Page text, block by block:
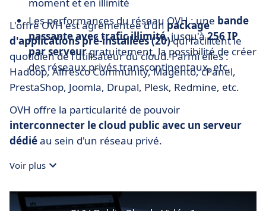
Les performances du réseau OVH : une bande
passante avec trafic illimité, jusqu'à256 IP
par serveurgratuitement, la possibilité de créer
des réseaux privés transcontinentaux, etc.
L'offre OVH est agrémentée d'un package
d'applications pré-installées (20)qui facilitent le
quotidien de l'utilisateur du cloud. Parmi elles :
Hadoop, Alfresco Community, Magento, cPanel,
PrestaShop, Joomla, Drupal, Plesk, Redmine, etc.
OVH offre la particularité de pouvoir
interconnecter le cloud public avec un serveur
dédiéau sein d'un réseau privé.
Voir plus